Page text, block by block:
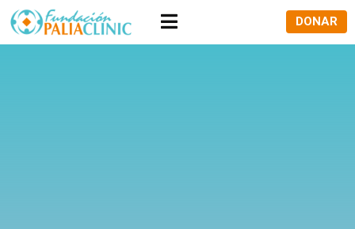
DONAR